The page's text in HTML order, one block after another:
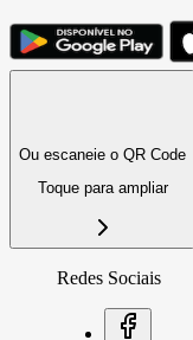
Ou escaneie o QR Code
Toque para ampliar
Redes Sociais